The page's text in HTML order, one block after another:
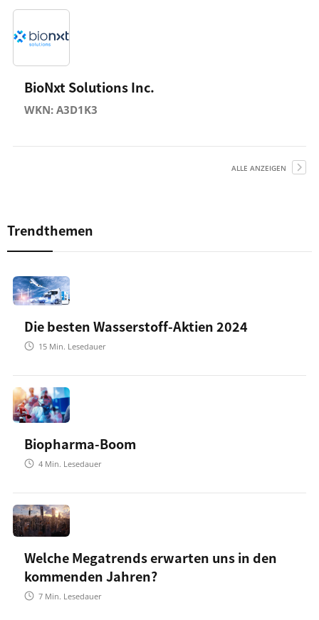
BioNxt Solutions Inc.
WKN: A3D1K3
ALLE ANZEIGEN
Trendthemen
Die besten Wasserstoff-Aktien 2024
15 Min. Lesedauer
Biopharma-Boom
4 Min. Lesedauer
Welche Megatrends erwarten uns in den
kommenden Jahren?
7 Min. Lesedauer